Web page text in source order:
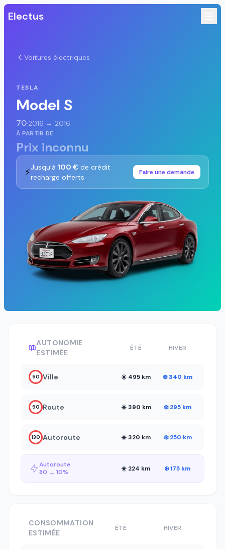
Electus
Voitures électriques
TESLA
Model S
70·2016 → 2016
À PARTIR DE
Prix inconnu
⚡Jusqu'à 100 € de crédit
recharge offerts
Faire une demande
AUTONOMIE
ESTIMÉE
ÉTÉ HIVER
50 Ville ☀️ 495 km ❄️ 340 km
90 Route ☀️ 390 km ❄️ 295 km
130 Autoroute ☀️ 320 km ❄️ 250 km
Autoroute
80 → 10%
☀️ 224 km ❄️ 175 km
CONSOMMATION
ESTIMÉE
ÉTÉ HIVER